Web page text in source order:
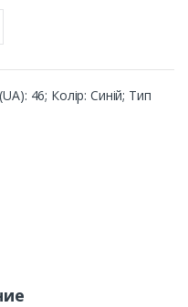
46; Колір: Синій; Тип